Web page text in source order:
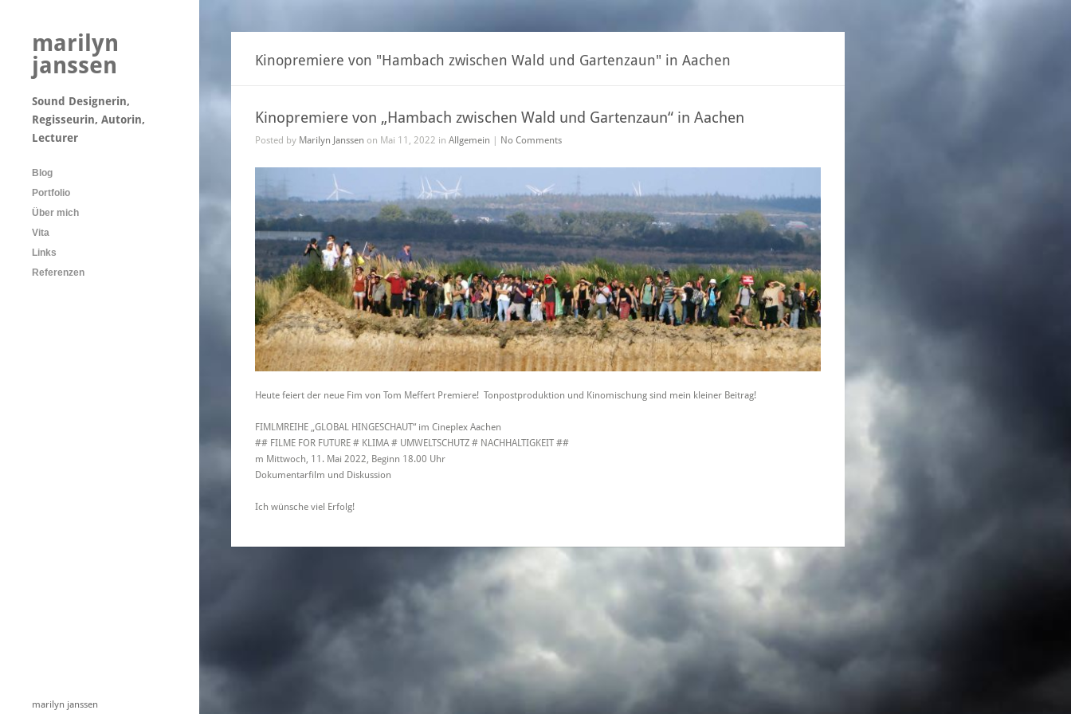
marilyn
janssen
Sound Designerin,
Regisseurin, Autorin,
Lecturer
Blog
Portfolio
Über mich
Vita
Links
Referenzen
Kinopremiere von "Hambach zwischen Wald und Gartenzaun" in Aachen
Kinopremiere von „Hambach zwischen Wald und Gartenzaun“ in Aachen
Posted by Marilyn Janssen on Mai 11, 2022 in Allgemein No Comments
Heute feiert der neue Fim von Tom Meffert Premiere! Tonpostproduktion und Kinomischung sind mein kleiner Beitrag!
FIMLMREIHE „GLOBAL HINGESCHAUT“ im Cineplex Aachen
## FILME FOR FUTURE # KLIMA # UMWELTSCHUTZ # NACHHALTIGKEIT ##
m Mittwoch, 11. Mai 2022, Beginn 18.00 Uhr
Dokumentarfilm und Diskussion
Ich wünsche viel Erfolg!
marilyn janssen